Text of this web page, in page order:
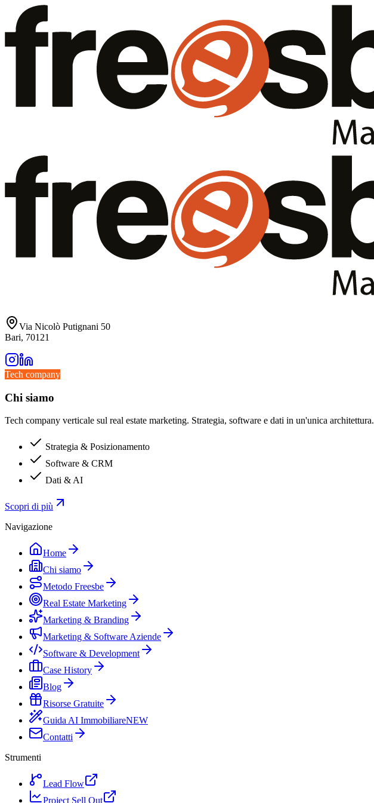
Via Nicolò Putignani 50
Bari, 70121
Tech company
Chi siamo
Tech company verticale sul real estate marketing. Strategia, software e dati in un'unica architettura.
Strategia & Posizionamento
Software & CRM
Dati & AI
Scopri di più
Navigazione
Home
Chi siamo
Metodo Freesbe
Real Estate Marketing
Marketing & Branding
Marketing & Software Aziende
Software & Development
Case History
Blog
Risorse Gratuite
Guida AI ImmobiliareNEW
Contatti
Strumenti
Lead Flow
Project Sell Out